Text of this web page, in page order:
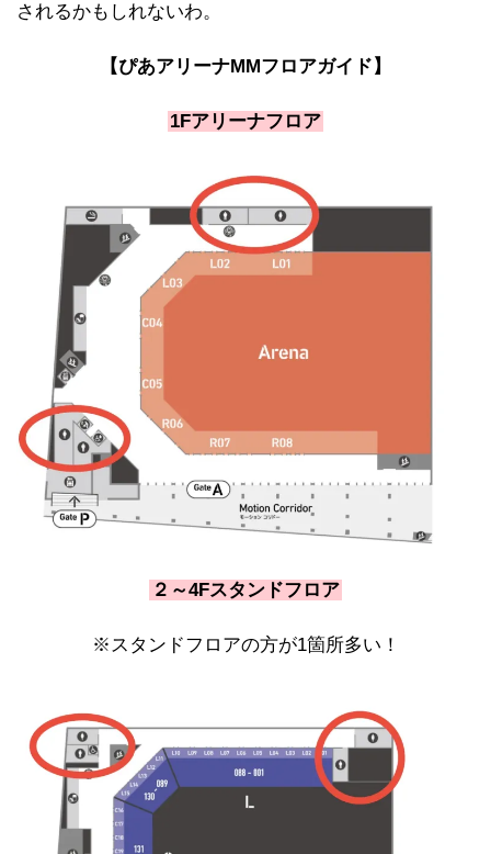
されるかもしれないわ。
【ぴあアリーナMMフロアガイド】
1Fアリーナフロア
２～4Fスタンドフロア
※スタンドフロアの方が1箇所多い！